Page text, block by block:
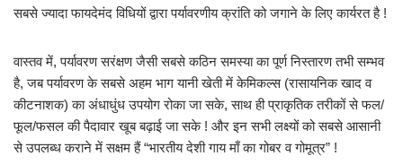
सबसे ज्यादा फायदेमंद विधियों द्वारा पर्यावरणीय क्रांति को जगाने के लिए कार्यरत है !
वास्तव में, पर्यावरण सरंक्षण जैसी सबसे कठिन समस्या का पूर्ण निस्तारण तभी सम्भव
है, जब पर्यावरण के सबसे अहम भाग यानी खेती में केमिकल्स (रासायनिक खाद व
कीटनाशक) का अंधाधुंध उपयोग रोका जा सके, साथ ही प्राकृतिक तरीकों से फल/
फूल/फसल की पैदावार खूब बढ़ाई जा सके ! और इन सभी लक्ष्यों को सबसे आसानी
से उपलब्ध कराने में सक्षम हैं “भारतीय देशी गाय माँ का गोबर व गोमूत्र” !